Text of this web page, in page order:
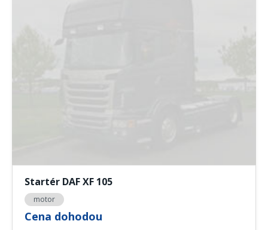
Startér DAF XF 105
motor
Cena dohodou